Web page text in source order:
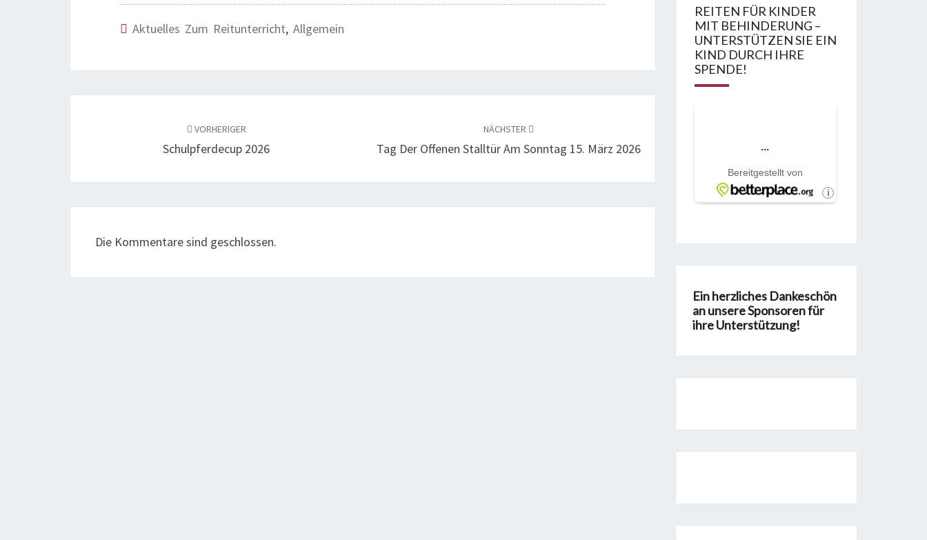
Aktuelles Zum Reitunterricht, Allgemein
VORHERIGER
Schulpferdecup 2026
NÄCHSTER
Tag Der Offenen Stalltür Am Sonntag 15. März 2026
Die Kommentare sind geschlossen.
REITEN FÜR KINDER
MIT BEHINDERUNG –
UNTERSTÜTZEN SIE EIN
KIND DURCH IHRE
SPENDE!
Ein herzliches Dankeschön
an unsere Sponsoren für
ihre Unterstützung!